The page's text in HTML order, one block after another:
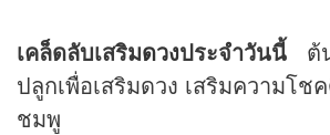
เคล็ดลับเสริมดวงประจำวันนี้ ต้
ปลูกเพื่อเสริมดวง เสริมความโช
ชมพู